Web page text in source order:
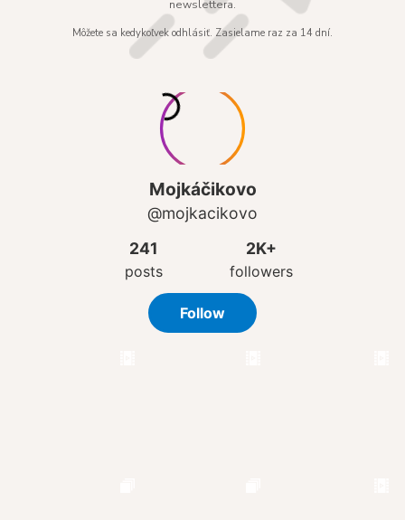
newslettera.
Môžete sa kedykoľvek odhlásiť. Zasielame raz za 14 dní.